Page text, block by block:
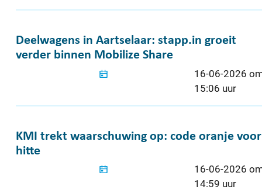
Deelwagens in Aartselaar: stapp.in groeit
verder binnen Mobilize Share
Gepubliceerd
16-06-2026
15:06 uur
KMI trekt waarschuwing op: code oranje voor
hitte
Gepubliceerd
16-06-2026
14:59 uur